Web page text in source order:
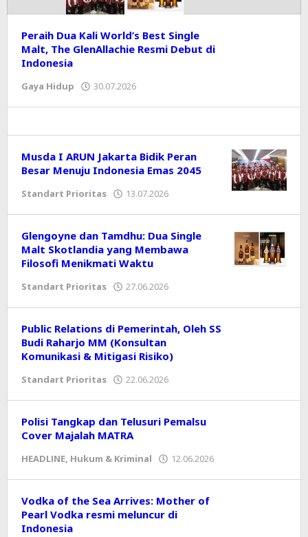
KORAN
PRIORITAS
Peraih Dua Kali World’s Best Single
Malt, The GlenAllachie Resmi Debut di
Indonesia
Gaya Hidup 30.07.2026
Musda I ARUN Jakarta Bidik Peran
Besar Menuju Indonesia Emas 2045
Standart Prioritas 13.07.2026
Glengoyne dan Tamdhu: Dua Single
Malt Skotlandia yang Membawa
Filosofi Menikmati Waktu
Standart Prioritas 27.06.2026
Public Relations di Pemerintah, Oleh SS
Budi Raharjo MM (Konsultan
Komunikasi & Mitigasi Risiko)
Standart Prioritas 22.06.2026
Polisi Tangkap dan Telusuri Pemalsu
Cover Majalah MATRA
HEADLINE, Hukum & Kriminal 12.06.2026
Vodka of the Sea Arrives: Mother of
Pearl Vodka resmi meluncur di
Indonesia